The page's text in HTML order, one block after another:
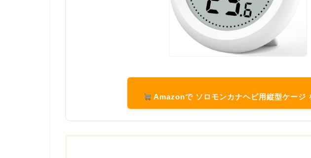
Amazonで ソロモンカナヘビ用縦型ケージ